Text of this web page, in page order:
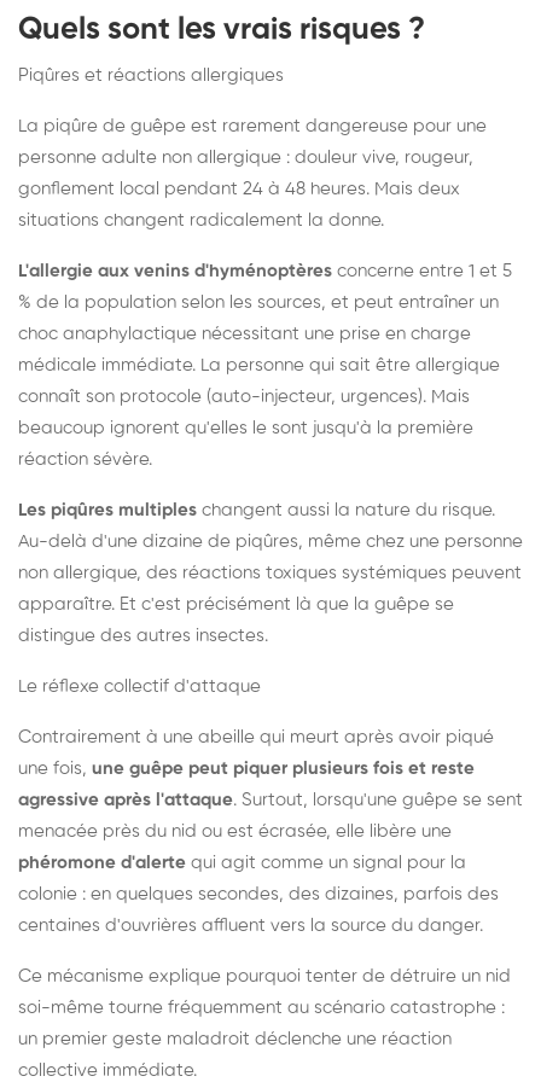
Quels sont les vrais risques ?
Piqûres et réactions allergiques
La piqûre de guêpe est rarement dangereuse pour une
personne adulte non allergique : douleur vive, rougeur,
gonflement local pendant 24 à 48 heures. Mais deux
situations changent radicalement la donne.
L'allergie aux venins d'hyménoptères concerne entre 1 et 5
% de la population selon les sources, et peut entraîner un
choc anaphylactique nécessitant une prise en charge
médicale immédiate. La personne qui sait être allergique
connaît son protocole (auto-injecteur, urgences). Mais
beaucoup ignorent qu'elles le sont jusqu'à la première
réaction sévère.
Les piqûres multiples changent aussi la nature du risque.
Au-delà d'une dizaine de piqûres, même chez une personne
non allergique, des réactions toxiques systémiques peuvent
apparaître. Et c'est précisément là que la guêpe se
distingue des autres insectes.
Le réflexe collectif d'attaque
Contrairement à une abeille qui meurt après avoir piqué
une fois, une guêpe peut piquer plusieurs fois et reste
agressive après l'attaque. Surtout, lorsqu'une guêpe se sent
menacée près du nid ou est écrasée, elle libère une
phéromone d'alerte qui agit comme un signal pour la
colonie : en quelques secondes, des dizaines, parfois des
centaines d'ouvrières affluent vers la source du danger.
Ce mécanisme explique pourquoi tenter de détruire un nid
soi-même tourne fréquemment au scénario catastrophe :
un premier geste maladroit déclenche une réaction
collective immédiate.